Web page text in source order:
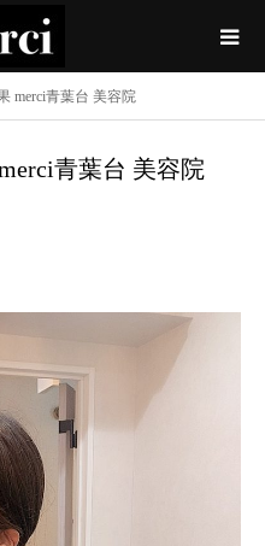
merci青葉台 美容院
青葉台 美容院